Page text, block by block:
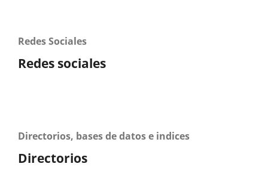
Redes Sociales
Redes sociales
Directorios, bases de datos e indices
Directorios